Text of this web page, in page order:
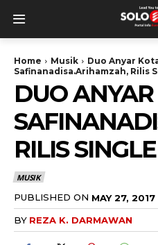
Home Musik
Duo Anyar
Safinanadisa.Arihamzah, Rilis
DUO
RILIS
MUSIK
PUBLISHED ON MAY 27, 2017
BY REZA K. DARMAWAN